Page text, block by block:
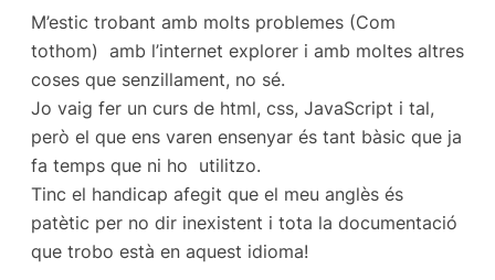
M’estic trobant amb molts problemes (Com
tothom) amb l’internet explorer i amb moltes altres
coses que senzillament, no sé.
Jo vaig fer un curs de html, css, JavaScript i tal,
però el que ens varen ensenyar és tant bàsic que ja
fa temps que ni ho utilitzo.
Tinc el handicap afegit que el meu anglès és
patètic per no dir inexistent i tota la documentació
que trobo està en aquest idioma!